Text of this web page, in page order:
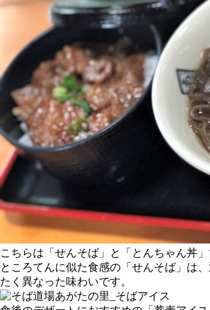
こちらは「せんそば」と「とんちゃん丼
ところてんに似た食感の「せんそば」は
たく異なった味わいです。